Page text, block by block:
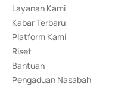
Layanan Kami
Kabar Terbaru
Platform Kami
Riset
Bantuan
Pengaduan Nasabah